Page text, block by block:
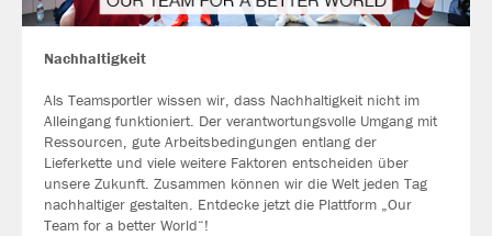
Nachhaltigkeit
Als Teamsportler wissen wir, dass Nachhaltigkeit nicht im
Alleingang funktioniert. Der verantwortungsvolle Umgang mit
Ressourcen, gute Arbeitsbedingungen entlang der
Lieferkette und viele weitere Faktoren entscheiden über
unsere Zukunft. Zusammen können wir die Welt jeden Tag
nachhaltiger gestalten. Entdecke jetzt die Plattform „Our
Team for a better World“!